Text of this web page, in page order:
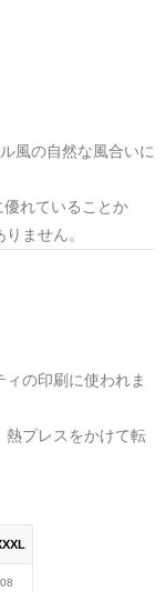
風の自然な風合いに
れていることか
ません。
の印刷に使われま
熱プレスをかけて転
08